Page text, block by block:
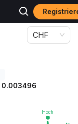
CHF
0.003496